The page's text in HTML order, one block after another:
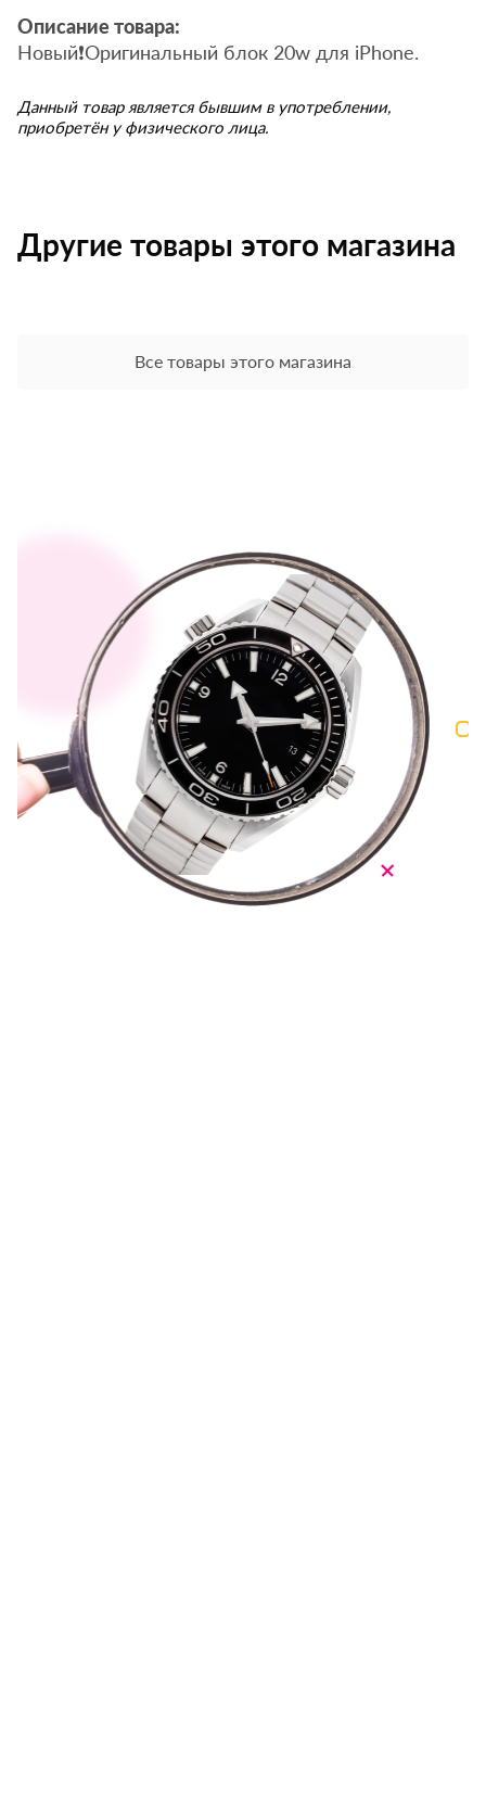
Описание товара:
Новый❗️Оригинальный блок 20w для iPhone.
Данный товар является бывшим в употреблении,
приобретён у физического лица.
Другие товары этого магазина
Все товары этого магазина